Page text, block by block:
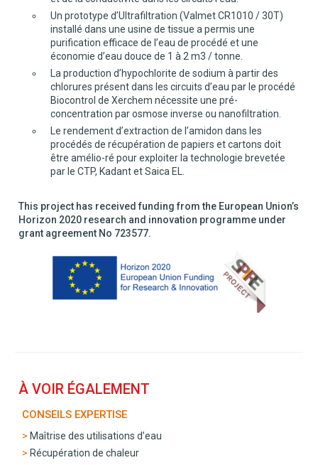
Un prototype d’Ultrafiltration (Valmet CR1010 / 30T)
installé dans une usine de tissue a permis une
purification efficace de l’eau de procédé et une
économie d’eau douce de 1 à 2 m3 / tonne.
La production d’hypochlorite de sodium à partir des
chlorures présent dans les circuits d’eau par le procédé
Biocontrol de Xerchem nécessite une pré-
concentration par osmose inverse ou nanofiltration.
Le rendement d’extraction de l’amidon dans les
procédés de récupération de papiers et cartons doit
être amélio-ré pour exploiter la technologie brevetée
par le CTP, Kadant et Saica EL.
This project has received funding from the European Union’s
Horizon 2020 research and innovation programme under
grant agreement No 723577.
À VOIR ÉGALEMENT
CONSEILS EXPERTISE
Maîtrise des utilisations d’eau
Récupération de chaleur